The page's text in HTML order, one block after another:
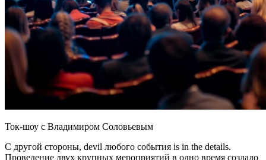
Ток-шоу с Владимиром Соловьевым
С другой стороны, devil любого события is in the details.
Проведение двух крупных мероприятий в одно время создало